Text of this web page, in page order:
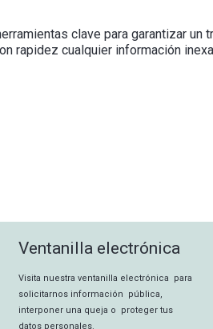
clave para garantizar un
rapidez cualquier información
Ventanilla electrónica
Visita nuestra ventanilla electrónica para
solicitarnos información pública,
interponer una queja o proteger tus
datos personales.